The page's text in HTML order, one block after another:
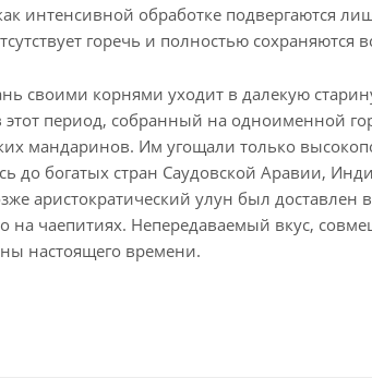
интенсивной обработке подвергаются
горечь и полностью сохраняются
своими корнями уходит в далекую
период, собранный на одноименной
мандаринов. Им угощали только
до богатых стран Саудовской Аравии,
аристократический улун был
на чаепитиях. Непередаваемый вкус,
настоящего времени.